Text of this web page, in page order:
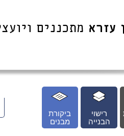
ביקורת
מבנים
רישוי
הבנייה